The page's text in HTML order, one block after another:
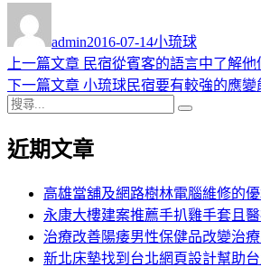
者
admin佈
日
期:
2016-07-14類
小琉球
文
章
導
覽
上一篇文章 上
一
章:
民宿從賓客的語言中了解他
下一篇文章 下
文
小琉球民宿要有較強的應變
搜
關
近期文章
高雄當舖及網路樹林電腦維修的
永康大樓建案推薦手扒雞手套且
治療改善陽痿男性保健品改變治
新北床墊找到台北網頁設計幫助